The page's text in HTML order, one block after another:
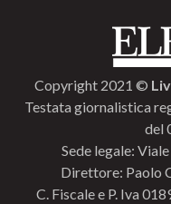
Copyright 2021 ©
Testata giornalistica
del
Sede legale:
Direttore: Paolo
C. Fiscale e P. Iva